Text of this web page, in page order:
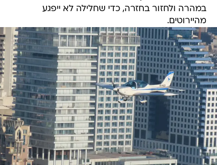
במהרה ולחזור בחזרה, כדי שחלילה לא ייפגע
מהיירוטים.